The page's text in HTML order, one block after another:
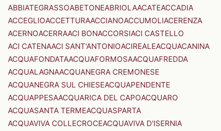
ABBIATEGRASSOABETONEABRIOLAACATEACCADIA
ACCEGLIOACCETTURAACCIANOACCUMOLIACERENZA
ACERNOACERRAACI BONACCORSIACI CASTELLO
ACI CATENAACI SANT'ANTONIOACIREALEACQUACANINA
ACQUAFONDATAACQUAFORMOSAACQUAFREDDA
ACQUALAGNAACQUANEGRA CREMONESE
ACQUANEGRA SUL CHIESEACQUAPENDENTE
ACQUAPPESAACQUARICA DEL CAPOACQUARO
ACQUASANTA TERMEACQUASPARTA
ACQUAVIVA COLLECROCEACQUAVIVA D'ISERNIA